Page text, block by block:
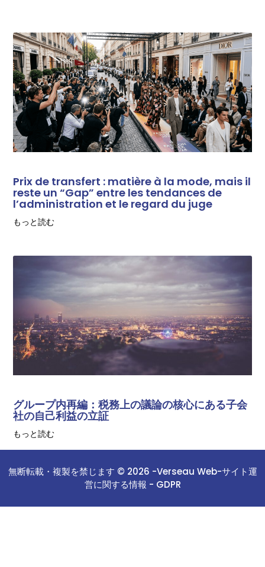
その他の記事
Prix de transfert : matière à la mode, mais il
reste un “Gap” entre les tendances de
l’administration et le regard du juge
もっと読む
グループ内再編：税務上の議論の核心にある子会
社の自己利益の立証
もっと読む
無断転載・複製を禁じます © 2026 -Verseau Web-サイト運
営に関する情報 - GDPR